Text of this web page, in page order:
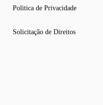
Politica de Privacidade
Solicitação de Direitos